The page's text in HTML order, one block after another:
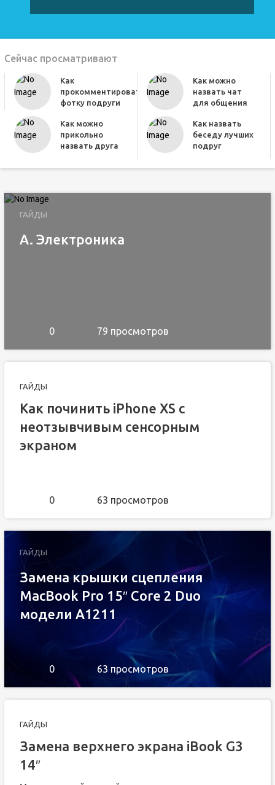
Сейчас просматривают
Как
прокомментировать
фотку подруги
Как можно
назвать чат
для общения
Как можно
прикольно
назвать друга
Как назвать
беседу лучших
подруг
ГАЙДЫ
A. Электроника
0 79 просмотров
ГАЙДЫ
Как починить iPhone XS с
неотзывчивым сенсорным
экраном
0 63 просмотров
ГАЙДЫ
Замена крышки сцепления
MacBook Pro 15″ Core 2 Duo
модели A1211
0 63 просмотров
ГАЙДЫ
Замена верхнего экрана iBook G3
14″